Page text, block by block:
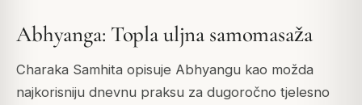
Abhyanga: Topla uljna samomasaža
Charaka Samhita opisuje Abhyangu kao možda
najkorisniju dnevnu praksu za dugoročno tjelesno